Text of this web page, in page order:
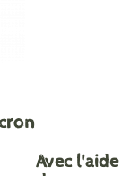
Avec l'aide